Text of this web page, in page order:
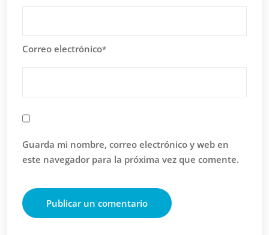
Correo electrónico*
Guarda mi nombre, correo electrónico y web en
este navegador para la próxima vez que comente.